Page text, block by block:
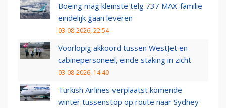
Boeing mag kleinste telg 737 MAX-familie
eindelijk gaan leveren
03-08-2026, 22:54
Voorlopig akkoord tussen WestJet en
cabinepersoneel, einde staking in zicht
03-08-2026, 14:40
Turkish Airlines verplaatst komende
winter tussenstop op route naar Sydney